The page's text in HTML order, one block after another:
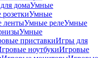
домаУмные
Умные
лентыУмные релеУмные
Умные
приставкиИгры для
ноутбукиИгровые